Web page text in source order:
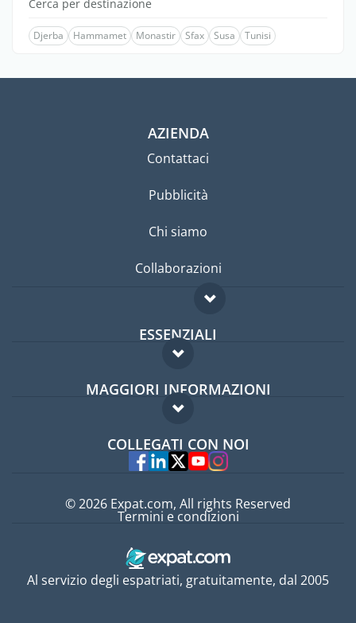
Cerca per destinazione
Djerba Hammamet Monastir Sfax Susa Tunisi
AZIENDA
Contattaci
Pubblicità
Chi siamo
Collaborazioni
ESSENZIALI
Forum per expat
Guida per expat
MAGGIORI INFORMAZIONI
Domande frequenti
Esperti
COLLEGATI CON NOI
Al servizio degli espatriati, gratuitamente, dal 2005
© 2026 Expat.com, All rights Reserved
Termini e condizioni